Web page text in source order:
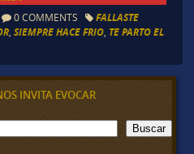
0 COMMENTS
FALLASTE
, SIEMPRE HACE FRIO, TE PARTO EL
INVITA EVOCAR
Buscar